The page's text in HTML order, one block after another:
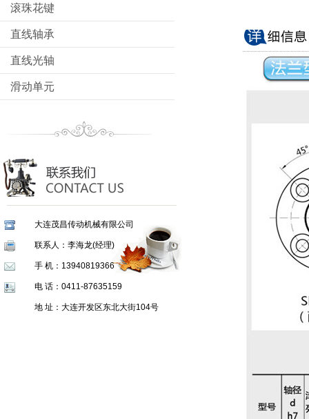
滚珠花键
直线轴承
直线光轴
滑动单元
大连茂昌传动机械有限公司
联系人：李海龙(经理)
手 机：13940819366
电 话：0411-87635159
地 址：大连开发区东北大街104号